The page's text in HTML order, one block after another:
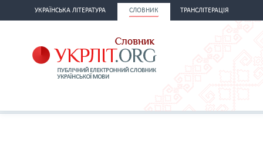
УКРАЇНСЬКА ЛІТЕРАТУРА СЛОВНИК ТРАНСЛІТЕРАЦІЯ